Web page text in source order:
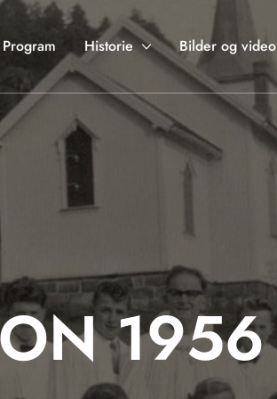
Program Historie Bilder og video
1956